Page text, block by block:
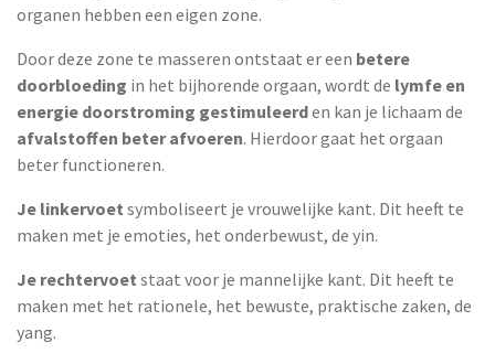
organen hebben een eigen zone.
Door deze zone te masseren ontstaat er een betere
doorbloeding in het bijhorende orgaan, wordt de lymfe en
energie doorstroming gestimuleerden kan je lichaam de
afvalstoffen beter afvoeren. Hierdoor gaat het orgaan
beter functioneren.
Je linkervoet symboliseert je vrouwelijke kant. Dit heeft te
maken met je emoties, het onderbewust, de yin.
Je rechtervoet staat voor je mannelijke kant. Dit heeft te
maken met het rationele, het bewuste, praktische zaken, de
yang.